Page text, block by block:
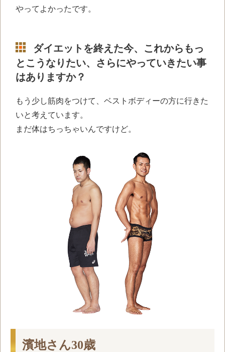
やってよかったです。
ダイエットを終えた今、これからもっ
とこうなりたい、さらにやっていきたい事
はありますか？
もう少し筋肉をつけて、ベストボディーの方に行きた
いと考えています。
まだ体はちっちゃいんですけど。
濱地さん30歳